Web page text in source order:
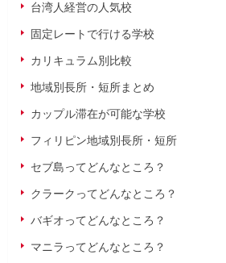
台湾人経営の人気校
固定レートで行ける学校
カリキュラム別比較
地域別長所・短所まとめ
カップル滞在が可能な学校
フィリピン地域別長所・短所
セブ島ってどんなところ？
クラークってどんなところ？
バギオってどんなところ？
マニラってどんなところ？